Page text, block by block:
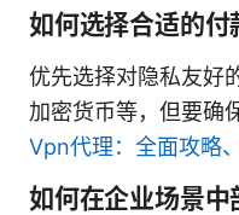
如何选择合适的付
优先选择对隐私友好
加密货币等，但要确
Vpn代理：全面攻略
如何在企业场景中